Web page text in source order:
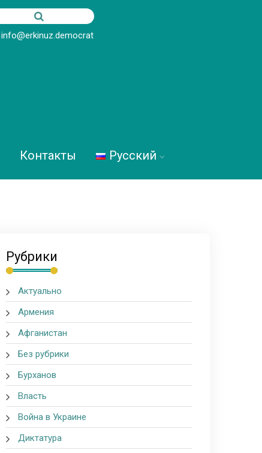
info@erkinuz.democrat
Контакты Русский
Рубрики
Актуально
Армения
Афганистан
Без рубрики
Бурханов
Власть
Война в Украине
Диктатура